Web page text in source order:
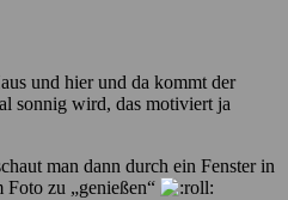
und hier und da kommt der
sonnig wird, das motiviert ja
man dann durch ein Fenster in
zu „genießen“